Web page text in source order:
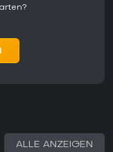
ALLE ANZEIGEN